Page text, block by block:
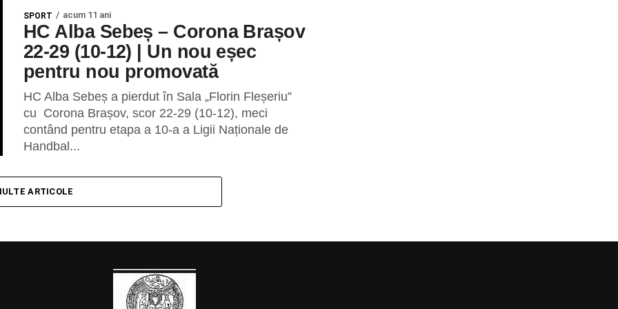
SPORT acum 11 ani
HC Alba Sebeș – Corona Brașov
22-29 (10-12) | Un nou eșec
pentru nou promovată
HC Alba Sebeș a pierdut în Sala „Florin Fleșeriu”
cu Corona Brașov, scor 22-29 (10-12), meci
contând pentru etapa a 10-a a Ligii Naționale de
Handbal...
ARTICOLE